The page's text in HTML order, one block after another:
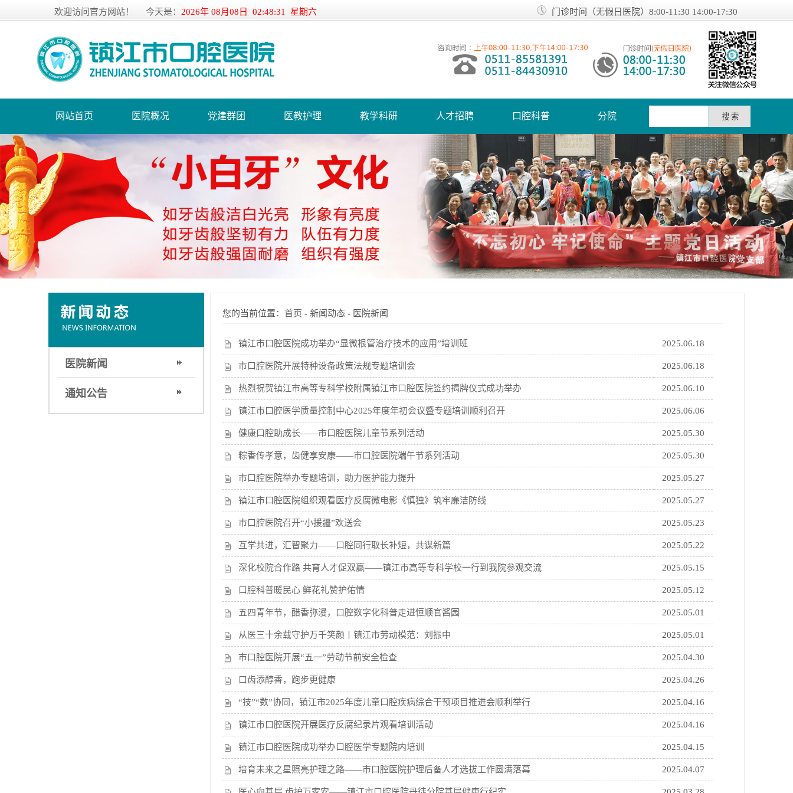
欢迎访问官方网站！ 今天是： 2026年 08月08日 02:48:32 星期六 门诊时间（无假日医院）8:00-11:30 14:00-17:30
网站首页 医院概况 党建群团 医教护理 教学科研 人才招聘 口腔科普 分院
医院新闻
通知公告
您的当前位置： 首页 - 新闻动态 - 医院新闻
镇江市口腔医院成功举办“显微根管治疗技术的应用”培训班 2025.06.18
市口腔医院开展特种设备政策法规专题培训会 2025.06.18
热烈祝贺镇江市高等专科学校附属镇江市口腔医院签约揭牌仪式成功举办 2025.06.10
镇江市口腔医学质量控制中心2025年度年初会议暨专题培训顺利召开 2025.06.06
健康口腔助成长——市口腔医院儿童节系列活动 2025.05.30
粽香传孝意，齿健享安康——市口腔医院端午节系列活动 2025.05.30
市口腔医院举办专题培训，助力医护能力提升 2025.05.27
镇江市口腔医院组织观看医疗反腐微电影《慎独》筑牢廉洁防线 2025.05.27
市口腔医院召开“小援疆”欢送会 2025.05.23
互学共进，汇智聚力——口腔同行取长补短，共谋新篇 2025.05.22
深化校院合作路 共育人才促双赢——镇江市高等专科学校一行到我院参观交流 2025.05.15
口腔科普暖民心 鲜花礼赞护佑情 2025.05.12
五四青年节，醋香弥漫，口腔数字化科普走进恒顺官酱园 2025.05.01
从医三十余载守护万千笑颜丨镇江市劳动模范：刘振中 2025.05.01
市口腔医院开展“五一”劳动节前安全检查 2025.04.30
口齿添醇香，跑步更健康 2025.04.26
“技”“数”协同，镇江市2025年度儿童口腔疾病综合干预项目推进会顺利举行 2025.04.16
镇江市口腔医院开展医疗反腐纪录片观看培训活动 2025.04.16
镇江市口腔医院成功举办口腔医学专题院内培训 2025.04.15
培育未来之星照亮护理之路——市口腔医院护理后备人才选拔工作圆满落幕 2025.04.07